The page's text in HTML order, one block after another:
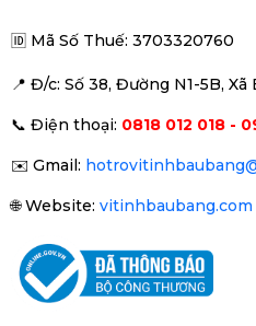
🆔 Mã Số Thuế: 3703320760
📍 Đ/c: Số 38, Đường N1-5B,
📞 Điện thoại: 0818 012 018 -
✉️ Gmail:
🌐Website: vitinhbaubang.com